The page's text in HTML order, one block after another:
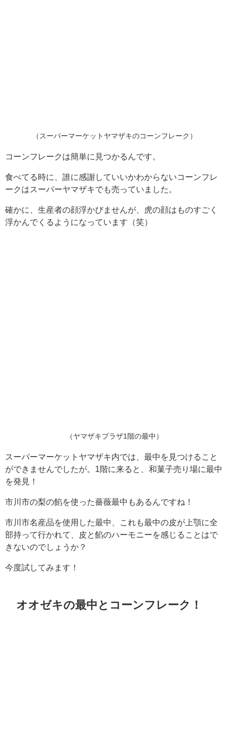
（スーパーマーケットヤマザキのコーンフレーク）
コーンフレークは簡単に見つかるんです。
食べてる時に、誰に感謝していいかわからないコーンフレ
ークはスーパーヤマザキでも売っていました。
確かに、生産者の顔浮かびませんが、虎の顔はものすごく
浮かんでくるようになっています（笑）
（ヤマザキプラザ1階の最中）
スーパーマーケットヤマザキ内では、最中を見つけること
ができませんでしたが。1階に来ると、和菓子売り場に最中
を発見！
市川市の梨の餡を使った薔薇最中もあるんですね！
市川市名産品を使用した最中、これも最中の皮が上顎に全
部持って行かれて、皮と餡のハーモニーを感じることはで
きないのでしょうか？
今度試してみます！
オオゼキの最中とコーンフレーク！